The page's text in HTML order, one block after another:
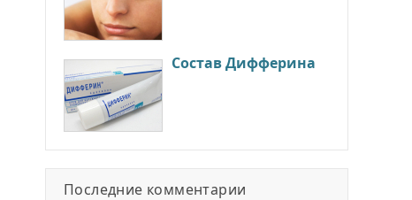
Состав Дифферина
Последние комментарии